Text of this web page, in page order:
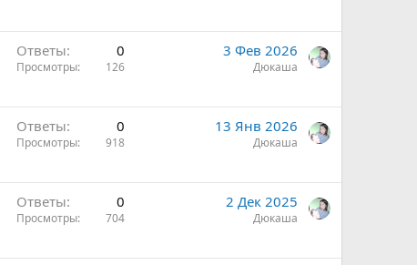
Ответы 0
Просмотры 126
3 Фев 2026
Дюкаша
Ответы 0
Просмотры 918
13 Янв 2026
Дюкаша
Ответы 0
Просмотры 704
2 Дек 2025
Дюкаша